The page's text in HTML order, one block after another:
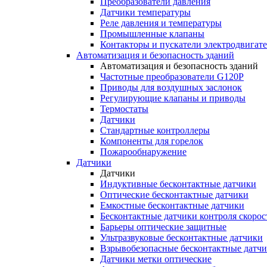
Датчики температуры
Реле давления и температуры
Промышленные клапаны
Контакторы и пускатели
Автоматизация и безопасность зданий
Автоматизация и безопасность зданий
Частотные преобразователи G120P
Приводы для воздушных заслонок
Регулирующие клапаны и приводы
Термостаты
Датчики
Стандартные контроллеры
Компоненты для горелок
Пожарообнаружение
Датчики
Датчики
Индуктивные бесконтактные датчики
Оптические бесконтактные датчики
Емкостные бесконтактные датчики
Бесконтактные датчики контроля
Барьеры оптические защитные
Ультразвуковые бесконтактные датчики
Взрывобезопасные бесконтактные
Датчики метки оптические